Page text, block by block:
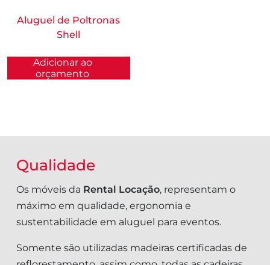
Aluguel de Poltronas
Shell
Adicionar ao
orçamento
Qualidade
Os móveis da Rental Locação, representam o
máximo em qualidade, ergonomia e
sustentabilidade em aluguel para eventos.
Somente são utilizadas madeiras certificadas de